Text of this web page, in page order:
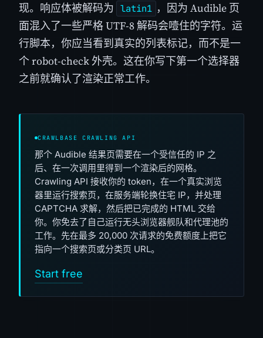
现。响应体被解码为 latin1 ，因为 Audible 页
面混入了一些严格 UTF-8 解码会噎住的字符。运
行脚本，你应当看到真实的列表标记，而不是一
个 robot-check 外壳。这在你写下第一个选择器
之前就确认了渲染正常工作。
CRAWLBASE CRAWLING API
那个 Audible 结果页需要在一个受信任的 IP 之
后、在一次调用里得到一个渲染后的网格。
Crawling API 接收你的 token，在一个真实浏览
器里运行搜索页，在服务端轮换住宅 IP，并处理
CAPTCHA 求解，然后把已完成的 HTML 交给
你。你免去了自己运行无头浏览器舰队和代理池的
工作。先在最多 20,000 次请求的免费额度上把它
指向一个搜索页或分类页 URL。
Start free